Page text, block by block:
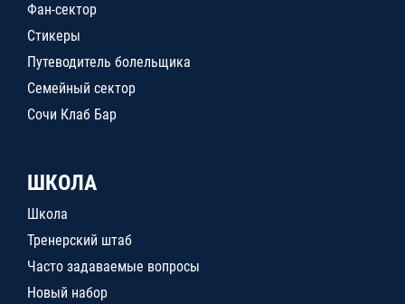
Фан-сектор
Стикеры
Путеводитель болельщика
Семейный сектор
Сочи Клаб Бар
ШКОЛА
Школа
Тренерский штаб
Часто задаваемые вопросы
Новый набор